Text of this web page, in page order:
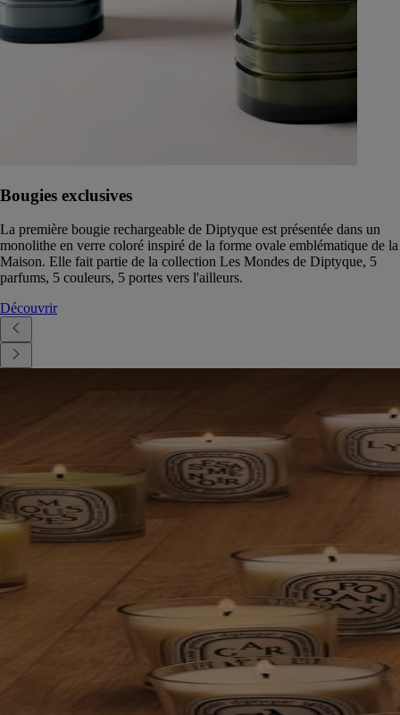
Bougies exclusives
La première bougie rechargeable de Diptyque est présentée dans un
monolithe en verre coloré inspiré de la forme ovale emblématique de la
Maison. Elle fait partie de la collection Les Mondes de Diptyque, 5
parfums, 5 couleurs, 5 portes vers l'ailleurs.
Découvrir